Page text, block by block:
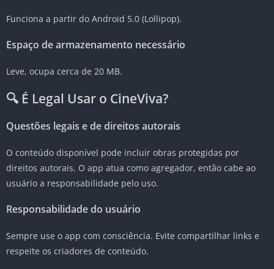
Funciona a partir do Android 5.0 (Lollipop).
Espaço de armazenamento necessário
Leve, ocupa cerca de 20 MB.
🔍 É Legal Usar o CineViva?
Questões legais e de direitos autorais
O conteúdo disponível pode incluir obras protegidas por
direitos autorais. O app atua como agregador, então cabe ao
usuário a responsabilidade pelo uso.
Responsabilidade do usuário
Sempre use o app com consciência. Evite compartilhar links e
respeite os criadores de conteúdo.